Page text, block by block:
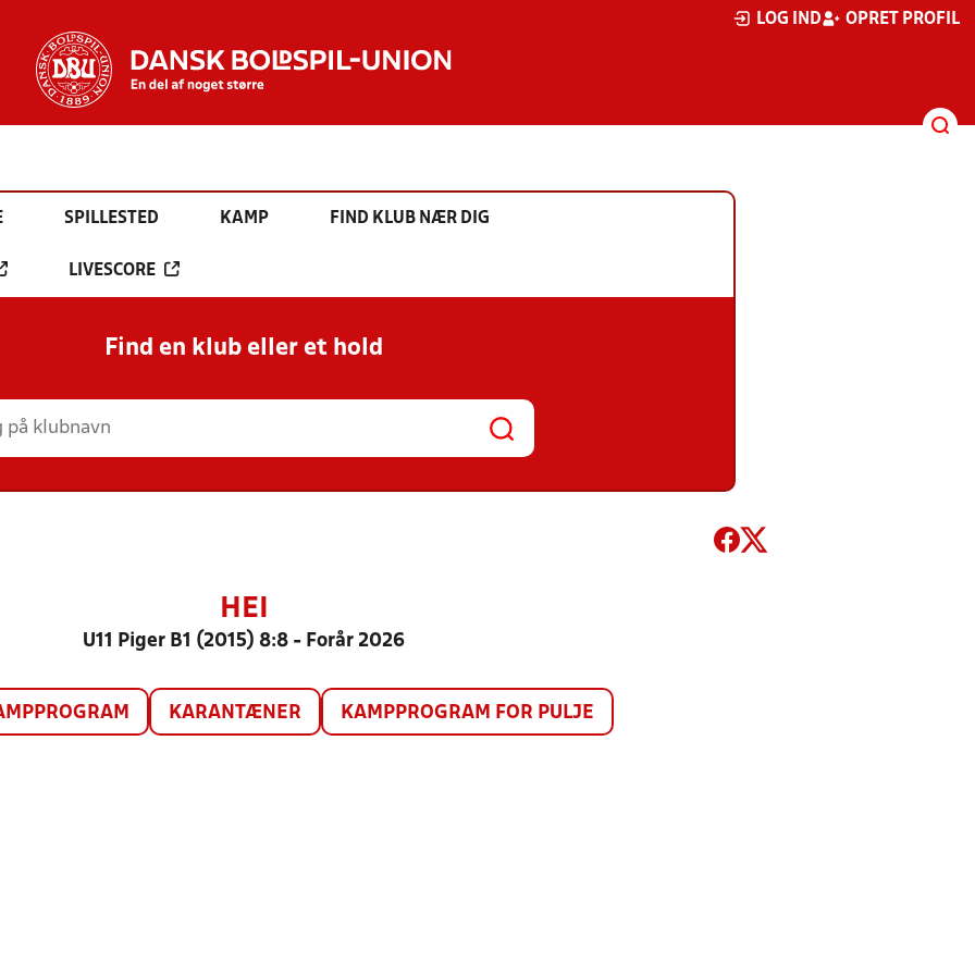
LOG IND OPRET PROFIL
SPILLESTED KAMP FIND KLUB NÆR DIG
LIVESCORE
Find en klub eller et hold
HEI
U11 Piger B1 (2015) 8:8 - Forår 2026
KARANTÆNER KAMPPROGRAM FOR PULJE